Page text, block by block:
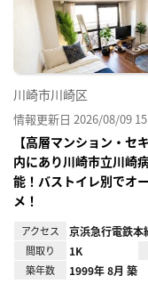
川崎市川崎区
情報更新日 2026/08/09
【高層マンション・
内にあり川崎市立川崎
能！バストイレ別でオ
メ！
アクセス 京浜急行電鉄本
間取り 1K
築年数 1999年 8月 築